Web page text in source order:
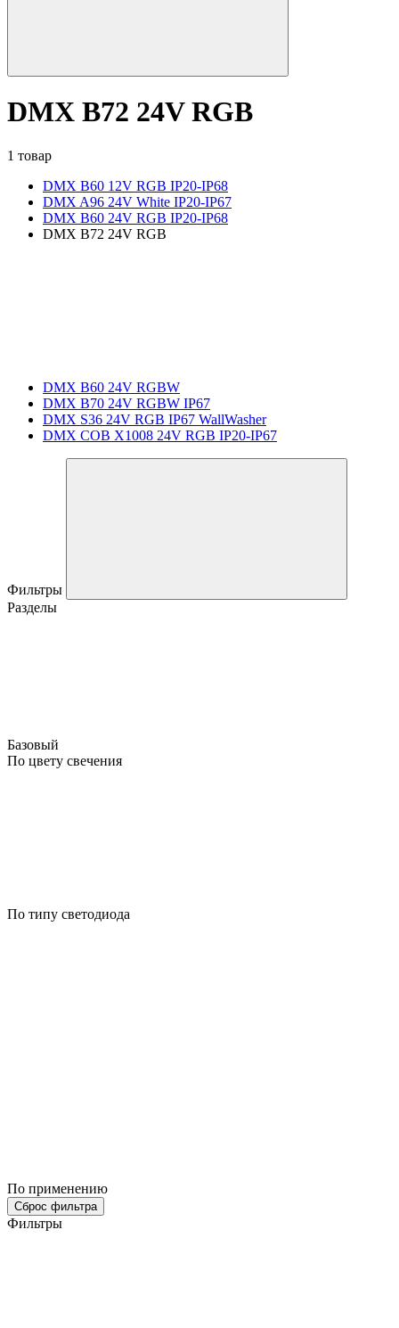
DMX B72 24V RGB
1 товар
DMX B60 12V RGB IP20-IP68
DMX A96 24V White IP20-IP67
DMX B60 24V RGB IP20-IP68
DMX B72 24V RGB
DMX B60 24V RGBW
DMX B70 24V RGBW IP67
DMX S36 24V RGB IP67 WallWasher
DMX COB X1008 24V RGB IP20-IP67
Фильтры
Разделы
Базовый
По цвету свечения
По типу светодиода
По применению
Сброс фильтра
Фильтры